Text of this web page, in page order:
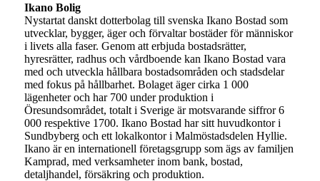
Ikano Bolig
Nystartat danskt dotterbolag till svenska Ikano Bostad som
utvecklar, bygger, äger och förvaltar bostäder för människor
i livets alla faser. Genom att erbjuda bostadsrätter,
hyresrätter, radhus och vårdboende kan Ikano Bostad vara
med och utveckla hållbara bostadsområden och stadsdelar
med fokus på hållbarhet. Bolaget äger cirka 1 000
lägenheter och har 700 under produktion i
Öresundsområdet, totalt i Sverige är motsvarande siffror 6
000 respektive 1700. Ikano Bostad har sitt huvudkontor i
Sundbyberg och ett lokalkontor i Malmöstadsdelen Hyllie.
Ikano är en internationell företagsgrupp som ägs av familjen
Kamprad, med verksamheter inom bank, bostad,
detaljhandel, försäkring och produktion.